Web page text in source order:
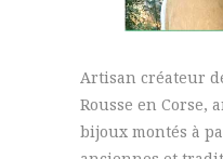
Artisan créateur
Rousse en Corse,
bijoux montés à